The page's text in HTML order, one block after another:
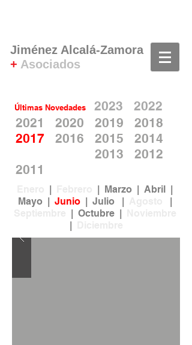
Jiménez Alcalá-Zamora
+ Asociados
Últimas Novedades 2023 2022
2021
2020 2019
2018
2017 2016 2015
2014
2013
2012
2011
| | Marzo | Abril |
Mayo | Junio | Julio |
|
| Octubre |
|